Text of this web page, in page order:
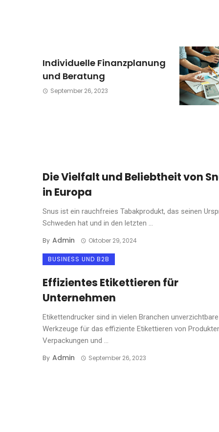
Individuelle Finanzplanung
und Beratung
September 26, 2023
Die Vielfalt und Beliebtheit von
in Europa
Snus ist ein rauchfreies Tabakprodukt, das seinen
Schweden hat und in den letzten ...
By Admin Oktober 29, 2024
BUSINESS UND B2B
Effizientes Etikettieren für
Unternehmen
Etikettendrucker sind in vielen Branchen unverzichtbare
Werkzeuge für das effiziente Etikettieren von
Verpackungen und ...
By Admin September 26, 2023